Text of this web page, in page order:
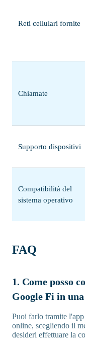
Reti cellulari fornite
Chiamate
Supporto dispositivi
Compatibilità del
sistema operativo
FAQ
1. Come posso
Google Fi in
Puoi farlo tramite
online, scegliendo il
desideri effettuare la